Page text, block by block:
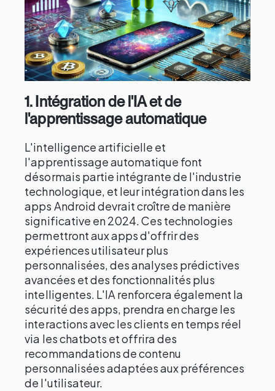
1. Intégration de l'IA et de
l'apprentissage automatique
L'intelligence artificielle et
l'apprentissage automatique font
désormais partie intégrante de l'industrie
technologique, et leur intégration dans les
apps Android devrait croître de manière
significative en 2024. Ces technologies
permettront aux apps d'offrir des
expériences utilisateur plus
personnalisées, des analyses prédictives
avancées et des fonctionnalités plus
intelligentes. L'IA renforcera également la
sécurité des apps, prendra en charge les
interactions avec les clients en temps réel
via les chatbots et offrira des
recommandations de contenu
personnalisées adaptées aux préférences
de l'utilisateur.